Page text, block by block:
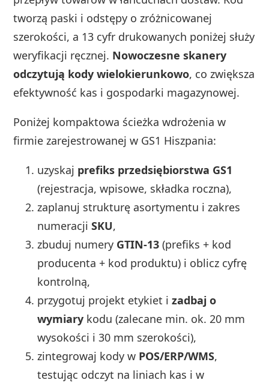
tworzą paski i odstępy o zróżnicowanej
szerokości, a 13 cyfr drukowanych poniżej służy
weryfikacji ręcznej. Nowoczesne skanery
odczytują kody wielokierunkowo, co zwiększa
efektywność kas i gospodarki magazynowej.
Poniżej kompaktowa ścieżka wdrożenia w
firmie zarejestrowanej w GS1 Hiszpania:
uzyskaj prefiks przedsiębiorstwa GS1
(rejestracja, wpisowe, składka roczna),
zaplanuj strukturę asortymentu i zakres
numeracjiSKU,
zbuduj numery GTIN‑13 (prefiks + kod
producenta + kod produktu) i oblicz cyfrę
kontrolną,
przygotuj projekt etykiet izadbaj o
wymiary kodu (zalecane min. ok. 20 mm
wysokości i 30 mm szerokości),
zintegrowaj kody w POS/ERP/WMS,
testując odczyt na liniach kas i w